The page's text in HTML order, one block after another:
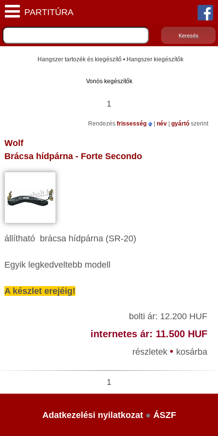
Hangszer tartozék és kiegészítő • Hangszer kiegészítők
Vonós kegészítők
1
Rendezés frissesség név gyártó szerint
Wolf
Brácsa hídpárna - Forte Secondo
állítható brácsa hídpárna (SR-20)
Egyik legkedveltebb modell
A készlet erejéig!
bolti ár: 12.200 HUF
internetes ár: 11.500 HUF
részletek • kosárba
1
Adatkezelési nyilatkozat● ÁSZF